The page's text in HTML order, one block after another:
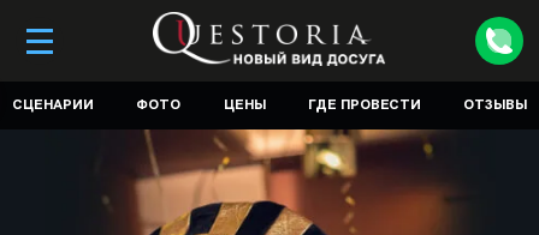
СЦЕНАРИИ ФОТО ЦЕНЫ ГДЕ ПРОВЕСТИ ОТЗЫВЫ